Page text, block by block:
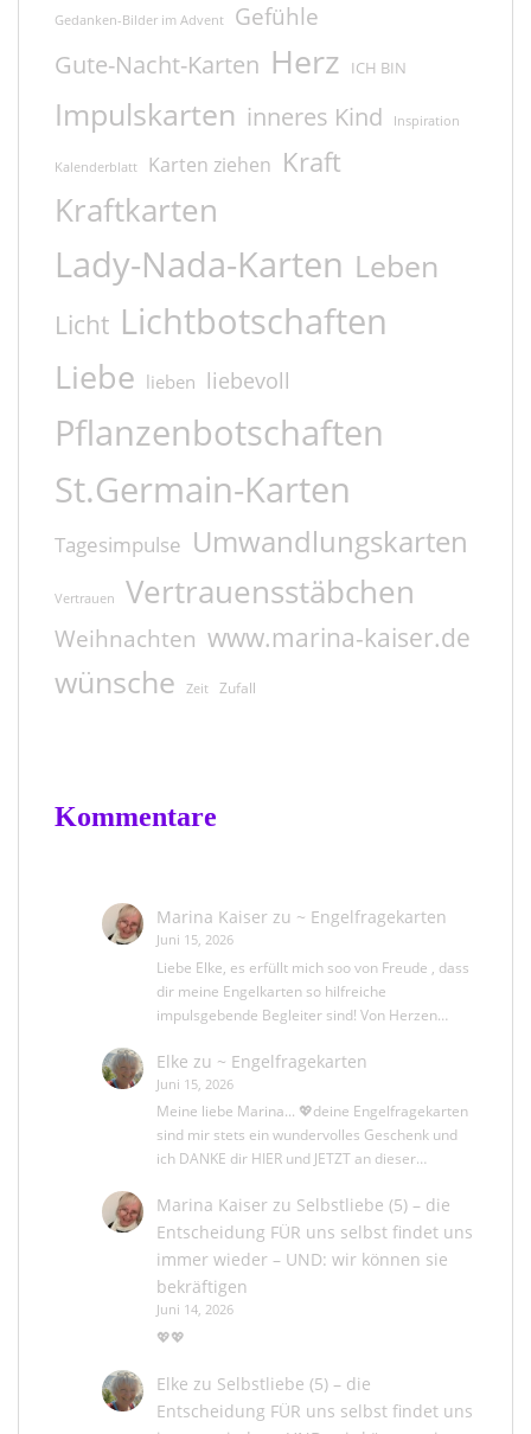
Gedanken-Bilder im Advent Gefühle
Gute-Nacht-Karten Herz ICH BIN
Impulskarten inneres Kind Inspiration
Kalenderblatt Karten ziehen Kraft
Kraftkarten
Lady-Nada-Karten Leben
Licht Lichtbotschaften
Liebe lieben liebevoll
Pflanzenbotschaften
St.Germain-Karten
Tagesimpulse Umwandlungskarten
Vertrauen Vertrauensstäbchen
Weihnachten www.marina-kaiser.de
wünsche Zeit Zufall
Kommentare
Marina Kaiserzu ~ Engelfragekarten
Juni 15, 2026
Liebe Elke, es erfüllt mich soo von Freude , dass
dir meine Engelkarten so hilfreiche
impulsgebende Begleiter sind! Von Herzen…
Elke zu ~ Engelfragekarten
Juni 15, 2026
Meine liebe Marina... 💖deine Engelfragekarten
sind mir stets ein wundervolles Geschenk und
ich DANKE dir HIER und JETZT an dieser…
Marina Kaiserzu Selbstliebe (5) – die
Entscheidung FÜR uns selbst findet uns
immer wieder – UND: wir können sie
bekräftigen
Juni 14, 2026
💖💖
Elke zu Selbstliebe (5) – die
Entscheidung FÜR uns selbst findet uns